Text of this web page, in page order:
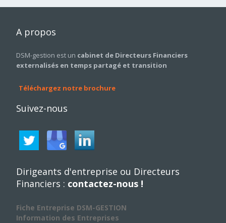
A propos
DSM-gestion est un cabinet de Directeurs Financiers
externalisés en temps partagé et transition
Téléchargez notre brochure
Suivez-nous
Dirigeants d'entreprise ou Directeurs
Financiers : contactez-nous !
Fiche Entreprise DSM-GESTION
Information des Entreprises